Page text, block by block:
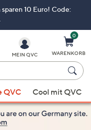
10 Euro! Code:
MEIN QVC
0
WARENKORB
QVC Cool mit QVC